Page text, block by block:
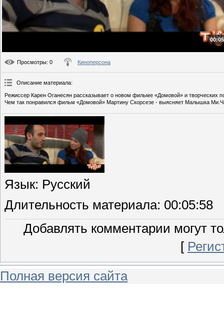
Просмотры: 0 Киноперсона
Описание материала:
Режиссер Карен Оганесян рассказывает о новом фильме «Домовой» и творческих
Чем так понравился фильм «Домовой» Мартину Скорсезе - выясняет Малышка
Язык: Русский
Длительность материала: 00:05:58
Добавлять комментарии могут
[
Полная версия сайта